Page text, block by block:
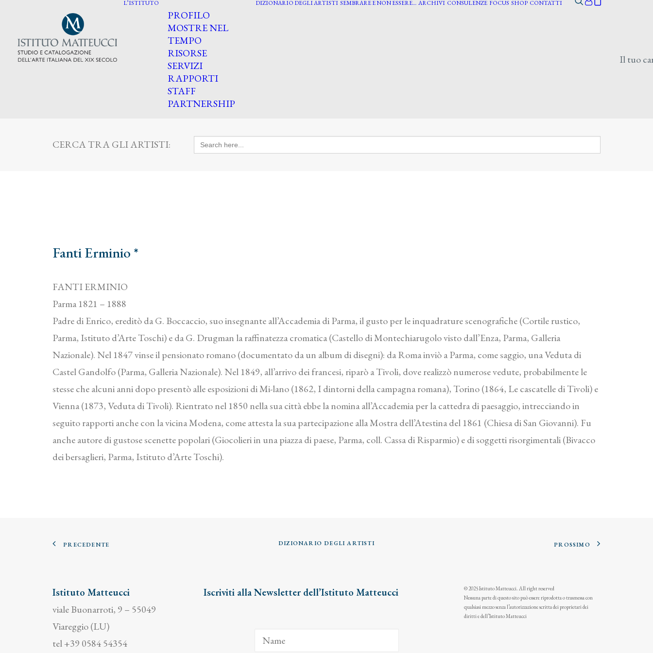
L’ISTITUTO
PROFILO
MOSTRE NEL
TEMPO
RISORSE
SERVIZI
RAPPORTI
STAFF
PARTNERSHIP
DIZIONARIO DEGLI ARTISTI SEMBRARE E NON ESSERE… ARCHIVI CONSULENZE FOCUS SHOP CONTATTI
Il tuo
CERCA TRA GLI ARTISTI: Search
for:
Fanti Erminio *
FANTI ERMINIO
Parma 1821 – 1888
Padre di Enrico, ereditò da G. Boccaccio, suo insegnante all’Accademia di Parma, il gusto per le inquadrature scenografiche (Cortile rustico,
Parma, Istituto d’Arte Toschi) e da G. Drugman la raffinatezza cromatica (Castello di Montechiarugolo visto dall’Enza, Parma, Galleria
Nazionale). Nel 1847 vinse il pensionato romano (documentato da un album di disegni): da Roma inviò a Parma, come saggio, una Veduta di
Castel Gandolfo (Parma, Galleria Nazionale). Nel 1849, all’arrivo dei francesi, riparò a Tivoli, dove realizzò numerose vedute, probabilmente le
stesse che alcuni anni dopo presentò alle esposizioni di Mi-lano (1862, I dintorni della campagna romana), Torino (1864, Le cascatelle di Tivoli) e
Vienna (1873, Veduta di Tivoli). Rientrato nel 1850 nella sua città ebbe la nomina all’Accademia per la cattedra di paesaggio, intrecciando in
seguito rapporti anche con la vicina Modena, come attesta la sua partecipazione alla Mostra dell’Atestina del 1861 (Chiesa di San Giovanni). Fu
anche autore di gustose scenette popolari (Giocolieri in una piazza di paese, Parma, coll. Cassa di Risparmio) e di soggetti risorgimentali (Bivacco
dei bersaglieri, Parma, Istituto d’Arte Toschi).
PRECEDENTE DIZIONARIO DEGLI ARTISTI PROSSIMO
Istituto Matteucci
viale Buonarroti, 9 – 55049
Viareggio (LU)
tel +39 0584 54354
Iscriviti alla Newsletter dell’Istituto Matteucci
© 2025 Istituto Matteucci. All right reserved
Nessuna parte di questo sito può essere riprodotta o trasmessa con
qualsiasi mezzo senza l’autorizzazione scritta dei proprietari dei
diritti e dell’Istituto Matteucci